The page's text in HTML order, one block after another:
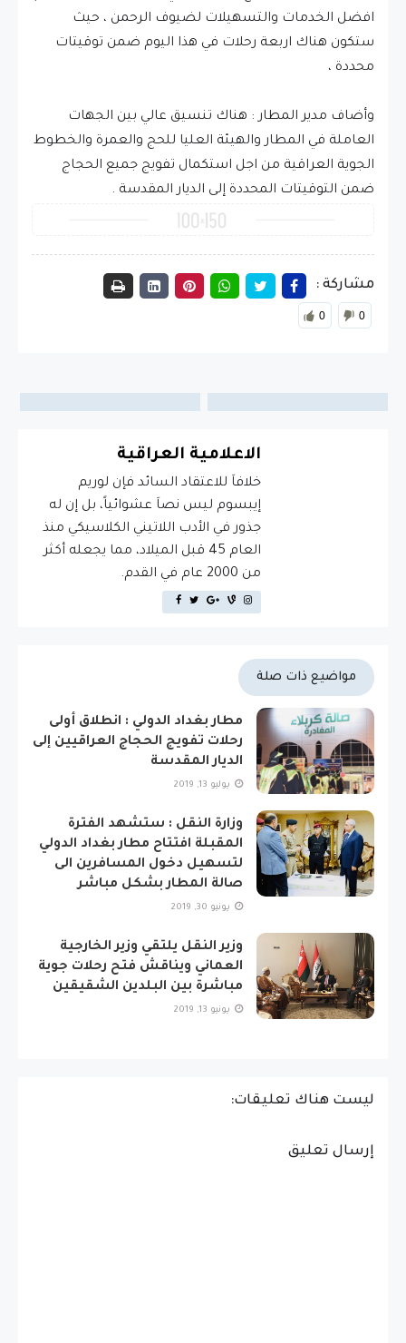
افضل الخدمات والتسهيلات لضيوف الرحمن ، حيث
ستكون هناك اربعة رحلات في هذا اليوم ضمن توقيتات
محددة ،
وأضاف مدير المطار : هناك تنسيق عالي بين الجهات
العاملة في المطار والهيئة العليا للحج والعمرة والخطوط
الجوية العراقية من اجل استكمال تفويج جميع الحجاج
ضمن التوقيتات المحددة إلى الديار المقدسة .
مشاركة :
0 0
الاعلامية العراقية
خلافاَ للاعتقاد السائد فإن لوريم
إيبسوم ليس نصاَ عشوائياً، بل إن له
جذور في الأدب اللاتيني الكلاسيكي منذ
العام 45 قبل الميلاد، مما يجعله أكثر
من 2000 عام في القدم.
مواضيع ذات صلة
مطار بغداد الدولي : انطلاق أولى
رحلات تفويج الحجاج العراقيين إلى
الديار المقدسة
يوليو 13, 2019
وزارة النقل : ستشهد الفترة
المقبلة افتتاح مطار بغداد الدولي
لتسهيل دخول المسافرين الى
صالة المطار بشكل مباشر
يونيو 30, 2019
وزير النقل يلتقي وزير الخارجية
العماني ويناقش فتح رحلات جوية
مباشرة بين البلدين الشقيقين
يونيو 13, 2019
ليست هناك تعليقات:
إرسال تعليق